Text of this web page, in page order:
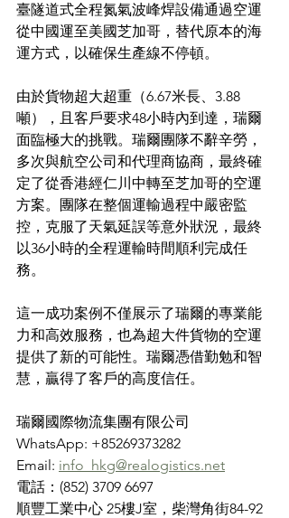
臺隧道式全程氮氣波峰焊設備通過空運
從中國運至美國芝加哥，替代原本的海
運方式，以確保生產線不停頓。
由於貨物超大超重（6.67米長、3.88
噸），且客戶要求48小時內到達，瑞爾
面臨極大的挑戰。瑞爾團隊不辭辛勞，
多次與航空公司和代理商協商，最終確
定了從香港經仁川中轉至芝加哥的空運
方案。團隊在整個運輸過程中嚴密監
控，克服了天氣延誤等意外狀況，最終
以36小時的全程運輸時間順利完成任
務。
這一成功案例不僅展示了瑞爾的專業能
力和高效服務，也為超大件貨物的空運
提供了新的可能性。瑞爾憑借勤勉和智
慧，贏得了客戶的高度信任。
瑞爾國際物流集團有限公司
WhatsApp: +85269373282
Email: info_hkg@realogistics.net
電話：(852) 3709 6697
順豐工業中心 25樓J室，柴灣角街84-92